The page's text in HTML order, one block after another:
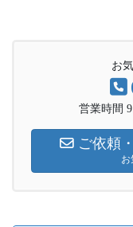
お
営業時間
ご依頼
お